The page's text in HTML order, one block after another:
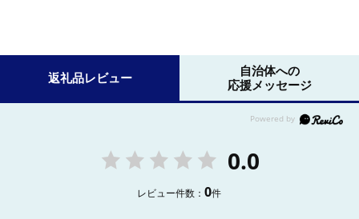
返礼品レビュー
自治体への
応援メッセージ
0.0
レビュー件数：0件